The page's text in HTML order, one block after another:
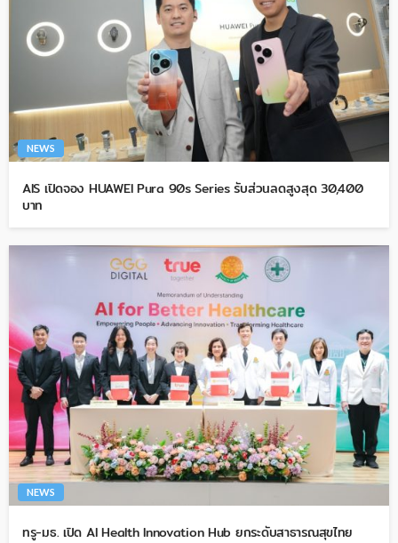
NEWS
AIS เปิดจอง HUAWEI Pura 90s Series รับส่วนลดสูงสุด 30,400
บาท
NEWS
ทรู-มธ. เปิด AI Health Innovation Hub ยกระดับสาธารณสุขไทย